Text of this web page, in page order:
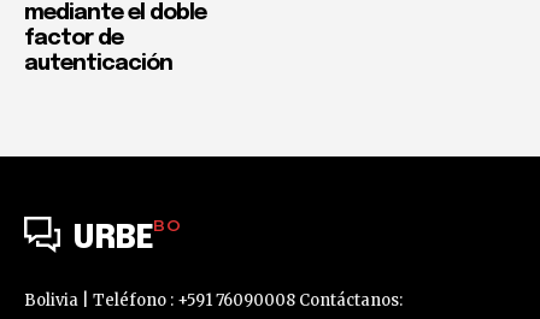
mediante el doble
factor de
autenticación
URBEBO
Bolivia | Teléfono : +591 76090008 Contáctanos: